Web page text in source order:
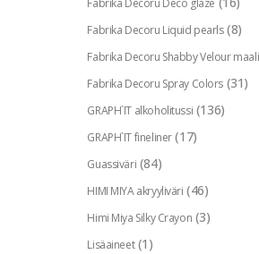
Fabrika Decoru Deco glaze
Fabrika Decoru Liquid pearls (8)
Fabrika Decoru Shabby Velour maali
Fabrika Decoru Spray Colors (31)
GRAPH`IT alkoholitussi (136)
GRAPH`IT fineliner (17)
Guassiväri (84)
HIMI MIYA akryyliväri (46)
Himi Miya Silky Crayon (3)
Lisäaineet (1)